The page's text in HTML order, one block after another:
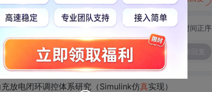
切换为时间正序
放电闭环调控体系研究（Simulink仿真实现）